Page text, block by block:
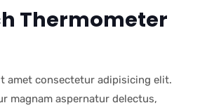
Thermometer
amet consectetur adipisicing elit.
magnam aspernatur delectus,